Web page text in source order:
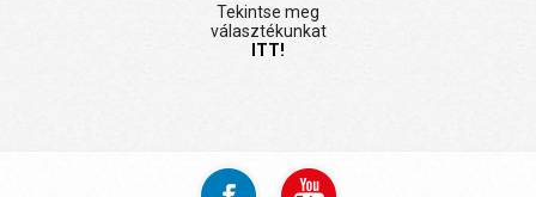
Tekintse meg
választékunkat
ITT!